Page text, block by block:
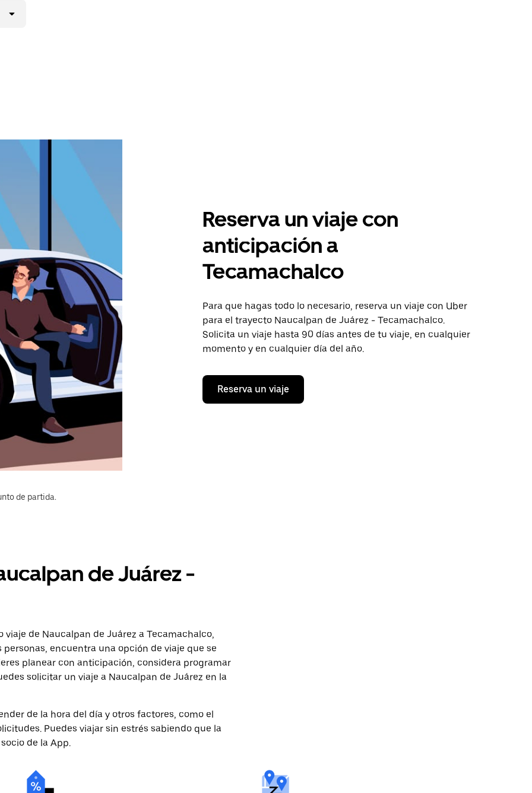
Reserva un viaje con
anticipación a
Tecamachalco
Para que hagas todo lo necesario, reserva un viaje con Uber
para el trayecto Naucalpan de Juárez - Tecamachalco.
Solicita un viaje hasta 90 días antes de tu viaje, en cualquier
momento y en cualquier día del año.
Reserva un viaje
de partida.
de Juárez -
de Naucalpan de Juárez a Tecamachalco,
encuentra una opción de viaje que se
planear con anticipación, considera programar
solicitar un viaje a Naucalpan de Juárez en la
de la hora del día y otros factores, como el
Puedes viajar sin estrés sabiendo que la
de la App.